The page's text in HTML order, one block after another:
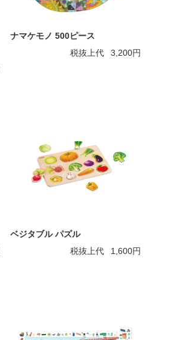
ナマケモノ 500ピース
税抜上代
3,200円
ベジタブル パズル
税抜上代
1,600円